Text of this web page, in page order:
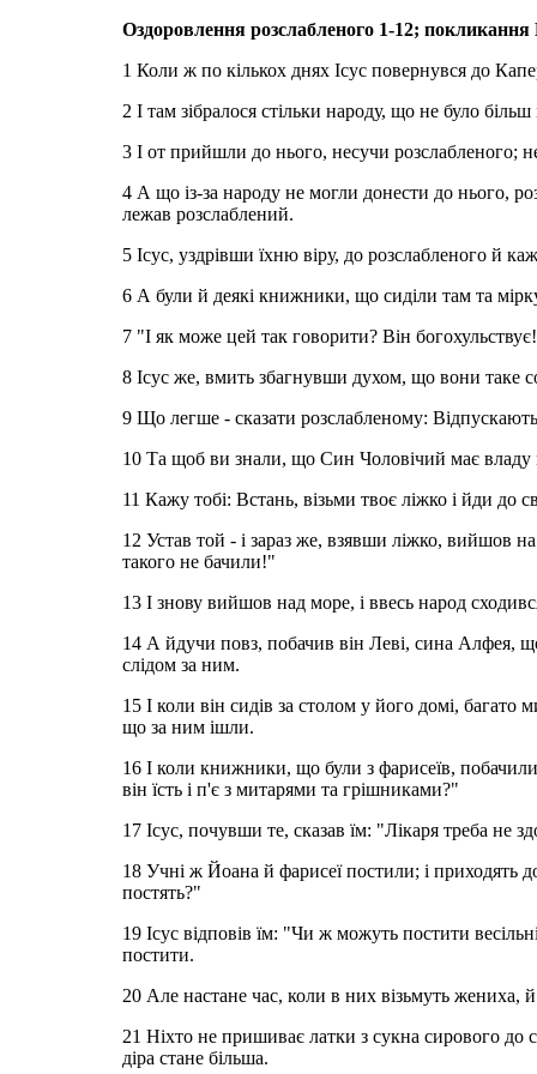
Оздоровлення розслабленого 1-12;
1 Коли ж по кількох днях Ісус повернувся до
2 І там зібралося стільки народу, що не було
3 І от прийшли до нього, несучи розслабленого;
4 А що із-за народу не могли донести до нього,
лежав розслаблений.
5 Ісус, уздрівши їхню віру, до розслабленого й
6 А були й деякі книжники, що сиділи там та
7 "І як може цей так говорити? Він
8 Ісус же, вмить збагнувши духом, що вони таке
9 Що легше - сказати розслабленому:
10 Та щоб ви знали, що Син Чоловічий має владу
11 Кажу тобі: Встань, візьми твоє ліжко і йди до
12 Устав той - і зараз же, взявши ліжко, вийшов
такого не бачили!"
13 І знову вийшов над море, і ввесь народ
14 А йдучи повз, побачив він Леві, сина Алфея,
слідом за ним.
15 І коли він сидів за столом у його домі, багато
що за ним ішли.
16 І коли книжники, що були з фарисеїв,
він їсть і п'є з митарями та грішниками?"
17 Ісус, почувши те, сказав їм: "Лікаря треба
18 Учні ж Йоана й фарисеї постили; і приходять
постять?"
19 Ісус відповів їм: "Чи ж можуть постити
постити.
20 Але настане час, коли в них візьмуть жениха,
21 Ніхто не пришиває латки з сукна сирового до
діра стане більша.